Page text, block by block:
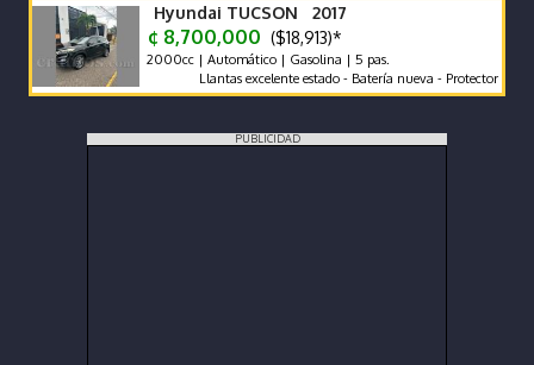
Hyundai TUCSON 2017
¢ 8,700,000 ($18,913)*
2000cc | Automático | Gasolina | 5 pas.
Llantas excelente estado - Batería nueva - Protector de cajuela
PUBLICIDAD